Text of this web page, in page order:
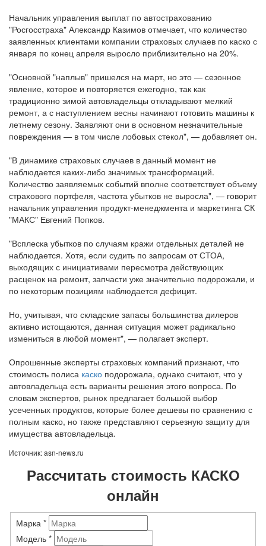
Начальник управления выплат по автострахованию
"Росгосстраха" Александр Казимов отмечает, что количество
заявленных клиентами компании страховых случаев по каско с
января по конец апреля выросло приблизительно на 20%.
"Основной "наплыв" пришелся на март, но это — сезонное
явление, которое и повторяется ежегодно, так как
традиционно зимой автовладельцы откладывают мелкий
ремонт, а с наступлением весны начинают готовить машины к
летнему сезону. Заявляют они в основном незначительные
повреждения — в том числе лобовых стекол", — добавляет он.
"В динамике страховых случаев в данный момент не
наблюдается каких-либо значимых трансформаций.
Количество заявляемых событий вполне соответствует объему
страхового портфеля, частота убытков не выросла", — говорит
начальник управления продукт-менеджмента и маркетинга СК
"МАКС" Евгений Попков.
"Всплеска убытков по случаям кражи отдельных деталей не
наблюдается. Хотя, если судить по запросам от СТОА,
выходящих с инициативами пересмотра действующих
расценок на ремонт, запчасти уже значительно подорожали, и
по некоторым позициям наблюдается дефицит.
Но, учитывая, что складские запасы большинства дилеров
активно истощаются, данная ситуация может радикально
измениться в любой момент", — полагает эксперт.
Опрошенные эксперты страховых компаний признают, что
стоимость полиса каско подорожала, однако считают, что у
автовладельца есть варианты решения этого вопроса. По
словам экспертов, рынок предлагает большой выбор
усеченных продуктов, которые более дешевы по сравнению с
полным каско, но также представляют серьезную защиту для
имущества автовладельца.
Источник: asn-news.ru
Рассчитать стоимость КАСКО
онлайн
Марка *
Модель *